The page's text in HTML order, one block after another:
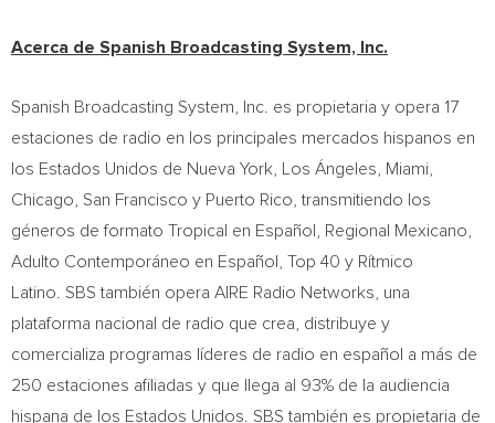
Acerca de Spanish Broadcasting System, Inc.
Spanish Broadcasting System, Inc. es propietaria y opera 17
estaciones de radio en los principales mercados hispanos en
los Estados Unidos de Nueva York , Los Ángeles, Miami
Chicago
San Francisco y Puerto Rico , transmitiendo los
géneros de formato Tropical en Español, Regional Mexicano,
Adulto Contemporáneo en Español, Top 40 y Rítmico
Latino. SBS también opera AIRE Radio Networks, una
plataforma nacional de radio que crea, distribuye y
comercializa programas líderes de radio en español a más de
250 estaciones afiliadas y que llega al 93% de la audiencia
hispana de los Estados Unidos. SBS también es propietaria de